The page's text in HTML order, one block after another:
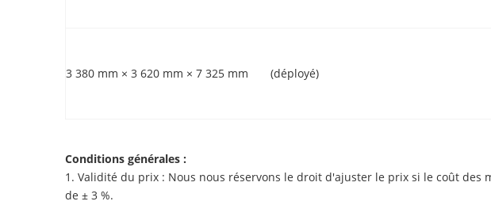
3 380 mm × 3 620 mm × 7 325 mm (déployé)
Conditions générales :
1. Validité du prix : Nous nous réservons le droit d'ajuster le prix si le coût des
de ± 3 %.